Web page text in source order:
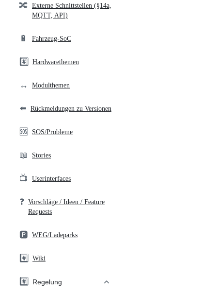
🔀 Externe Schnittstellen (§14a,
MQTT, API)
🔋 Fahrzeug-SoC
#️⃣ Hardwarethemen
↔️ Modulthemen
⬅️ Rückmeldungen zu Versionen
🆘 SOS/Probleme
📖 Stories
📺 Userinterfaces
❓ Vorschläge / Ideen / Feature
Requests
🅿️ WEG/Ladeparks
#️⃣ Wiki
#️⃣ Regelung